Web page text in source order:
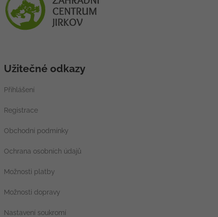
Užitečné odkazy
Přihlášení
Registrace
Obchodní podmínky
Ochrana osobních údajů
Možnosti platby
Možnosti dopravy
Nastavení soukromí